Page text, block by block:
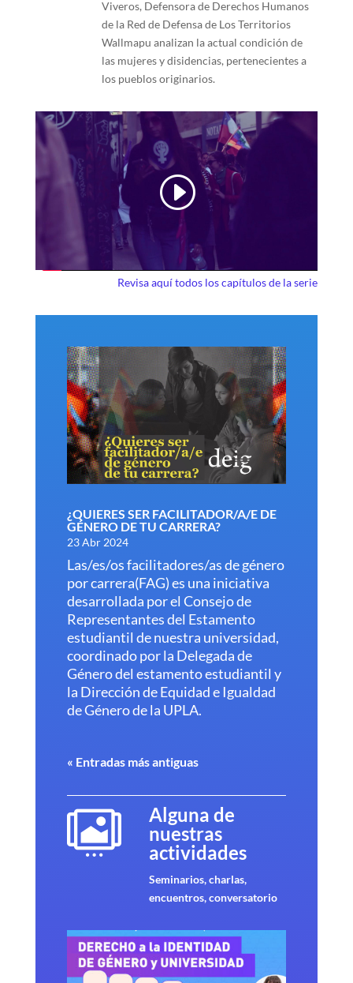
Viveros, Defensora de Derechos Humanos
de la Red de Defensa de Los Territorios
Wallmapu analizan la actual condición de
las mujeres y disidencias, pertenecientes a
los pueblos originarios.
Revisa aquí todos los capítulos de la serie
¿QUIERES SER FACILITADOR/A/E DE
GÉNERO DE TU CARRERA?
23 Abr 2024
Las/es/os facilitadores/as de género
por carrera(FAG) es una iniciativa
desarrollada por el Consejo de
Representantes del Estamento
estudiantil de nuestra universidad,
coordinado por la Delegada de
Género del estamento estudiantil y
la Dirección de Equidad e Igualdad
de Género de la UPLA.
« Entradas más antiguas

Alguna de
nuestras
actividades
Seminarios, charlas,
encuentros, conversatorio